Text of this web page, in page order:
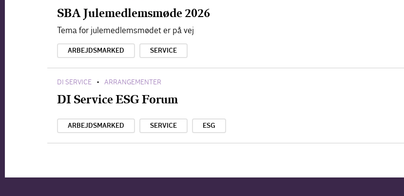
SBA Julemedlemsmøde 2026
Tema for julemedlemsmødet er på vej
ARBEJDSMARKED SERVICE
DI SERVICE • ARRANGEMENTER
DI Service ESG Forum
ARBEJDSMARKED SERVICE ESG